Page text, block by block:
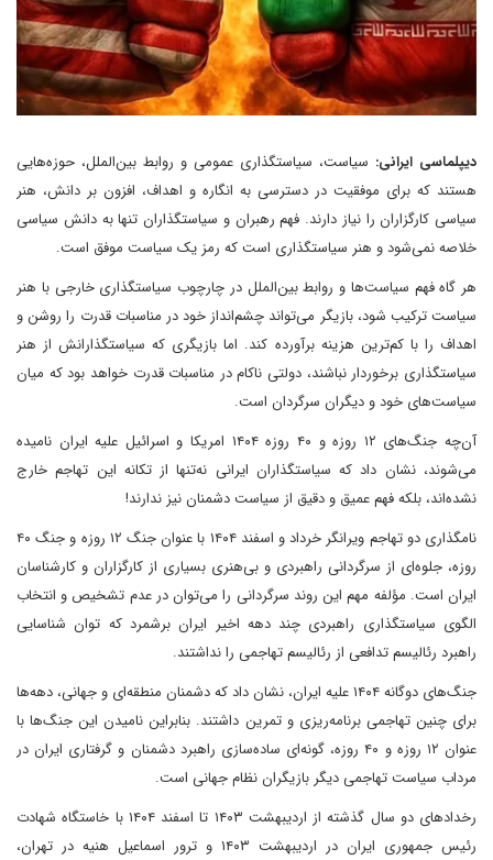
دیپلماسی ایرانی: سیاست، سیاستگذاری عمومی و روابط بین‌الملل، حوزه‌هایی
هستند که برای موفقیت در دسترسی به انگاره و اهداف، افزون بر دانش، هنر
سیاسی کارگزاران را نیاز دارند. فهم رهبران و سیاستگذاران تنها به دانش سیاسی
خلاصه نمی‌شود و هنر سیاستگذاری است که رمز یک سیاست موفق است.
هر گاه فهم سیاست‌ها و روابط بین‌الملل در چارچوب سیاستگذاری خارجی با هنر
سیاست ترکیب شود، بازیگر می‌تواند چشم‌انداز خود در مناسبات قدرت را روشن و
اهداف را با کم‌ترین هزینه برآورده کند. اما بازیگری که سیاستگذارانش از هنر
سیاستگذاری برخوردار نباشند، دولتی ناکام در مناسبات قدرت خواهد بود که میان
سیاست‌های خود و دیگران سرگردان است.
آن‌چه جنگ‌های ۱۲ روزه و ۴۰ روزه ۱۴۰۴ امریکا و اسرائیل علیه ایران نامیده
می‌شوند، نشان داد که سیاستگذاران ایرانی نه‌تنها از تکانه این تهاجم خارج
نشده‌اند، بلکه فهم عمیق و دقیق از سیاست دشمنان نیز ندارند!
نامگذاری دو تهاجم ویرانگر خرداد و اسفند ۱۴۰۴ با عنوان جنگ ۱۲ روزه و جنگ ۴۰
روزه، جلوه‌ای از سرگردانی راهبردی و بی‌هنری بسیاری از کارگزاران و کارشناسان
ایران است. مؤلفه مهم این روند سرگردانی را می‌توان در عدم تشخیص و انتخاب
الگوی سیاستگذاری راهبردی چند دهه اخیر ایران برشمرد که توان شناسایی
راهبرد رئالیسم تدافعی از رئالیسم تهاجمی را نداشتند.
جنگ‌های دوگانه ۱۴۰۴ علیه ایران، نشان داد که دشمنان منطقه‌ای و جهانی، دهه‌ها
برای چنین تهاجمی برنامه‌ریزی و تمرین داشتند. بنابراین نامیدن این جنگ‌ها با
عنوان ۱۲ روزه و ۴۰ روزه، گونه‌ای ساده‌سازی راهبرد دشمنان و گرفتاری ایران در
مرداب سیاست تهاجمی دیگر بازیگران نظام جهانی است.
رخدادهای دو سال گذشته از اردیبهشت ۱۴۰۳ تا اسفند ۱۴۰۴ با خاستگاه شهادت
رئیس جمهوری ایران در اردیبهشت ۱۴۰۳ و ترور اسماعیل هنیه در تهران،